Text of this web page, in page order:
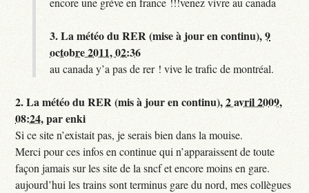
3.La météo du RER (mise à jour en continu),9
octobre 2011, 02:36
au canada y’a pas de rer ! vive le trafic de montréal.
2.La météo du RER (mis à jour en continu),2 avril 2009,
08:24,parenki
Si ce site n’existait pas, je serais bien dans la mouise.
Merci pour ces infos en continue qui n’apparaissent de toute
façon jamais sur les site de la sncf et encore moins en gare.
aujourd’hui les trains sont terminus gare du nord, mes collègues